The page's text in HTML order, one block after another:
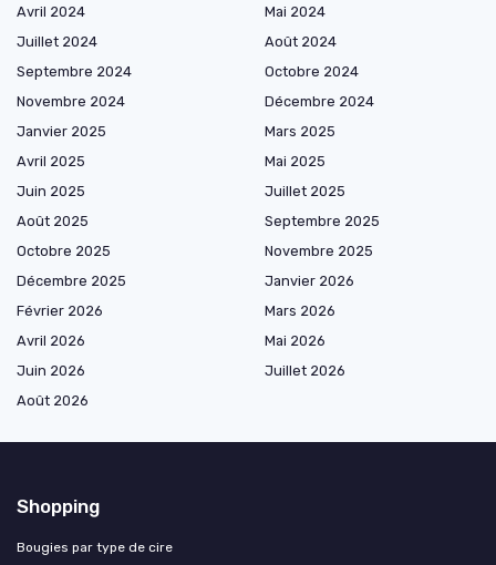
Avril 2024
Mai 2024
Juillet 2024
Août 2024
Septembre 2024
Octobre 2024
Novembre 2024
Décembre 2024
Janvier 2025
Mars 2025
Avril 2025
Mai 2025
Juin 2025
Juillet 2025
Août 2025
Septembre 2025
Octobre 2025
Novembre 2025
Décembre 2025
Janvier 2026
Février 2026
Mars 2026
Avril 2026
Mai 2026
Juin 2026
Juillet 2026
Août 2026
Shopping
Bougies par type de cire